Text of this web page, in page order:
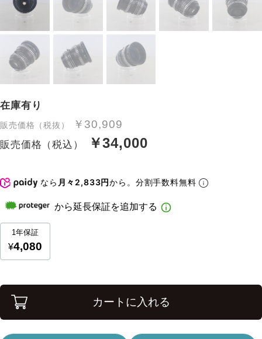
在庫有り
販売価格（税抜） ￥30,909
販売価格（税込） ￥34,000
なら 月々2,833円から。分割手数料無料
カートに入れる